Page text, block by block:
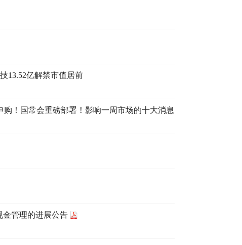
13.52亿解禁市值居前
！国常会重磅部署！影响一周市场的十大消息
金管理的进展公告